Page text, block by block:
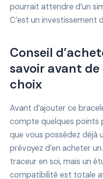
pourrait attendre d’un
C’est un investissement
Conseil
savoir avant
choix
Avant d’ajouter ce
compte quelques points
que vous possédez déjà
prévoyez d’en acheter
traceur en soi, mais un
compatibilité est totale